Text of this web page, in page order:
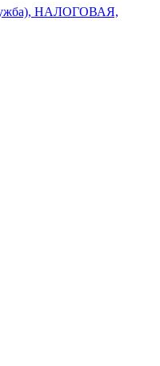
НАЛОГОВАЯ,